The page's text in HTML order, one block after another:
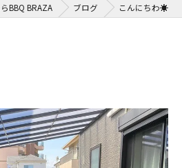
BBQ BRAZA ブログ こんにちわ☀️